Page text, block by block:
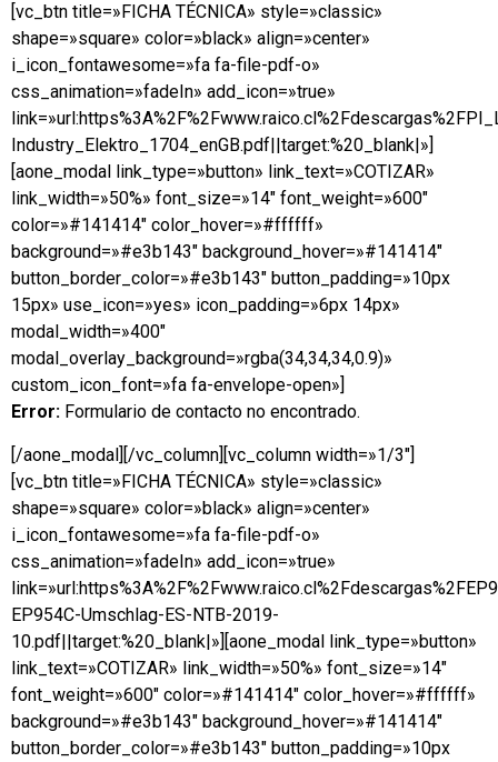
[vc_btn title=»FICHA TÉCNICA» style=»classic»
shape=»square» color=»black» align=»center»
i_icon_fontawesome=»fa fa-file-pdf-o»
css_animation=»fadeIn» add_icon=»true»
Industry_Elektro_1704_enGB.pdf||target:%20_blank|»]
[aone_modal link_type=»button» link_text=»COTIZAR»
link_width=»50%» font_size=»14″ font_weight=»600″
color=»#141414″ color_hover=»#ffffff»
background=»#e3b143″ background_hover=»#141414″
button_border_color=»#e3b143″ button_padding=»10px
15px» use_icon=»yes» icon_padding=»6px 14px»
modal_width=»400″
modal_overlay_background=»rgba(34,34,34,0.9)»
custom_icon_font=»fa fa-envelope-open»]
Error: Formulario de contacto no encontrado.
[/aone_modal][/vc_column][vc_column width=»1/3″]
[vc_btn title=»FICHA TÉCNICA» style=»classic»
shape=»square» color=»black» align=»center»
i_icon_fontawesome=»fa fa-file-pdf-o»
css_animation=»fadeIn» add_icon=»true»
EP954C-Umschlag-ES-NTB-2019-
10.pdf||target:%20_blank|»][aone_modal link_type=»button»
link_text=»COTIZAR» link_width=»50%» font_size=»14″
font_weight=»600″ color=»#141414″ color_hover=»#ffffff»
background=»#e3b143″ background_hover=»#141414″
button_border_color=»#e3b143″ button_padding=»10px